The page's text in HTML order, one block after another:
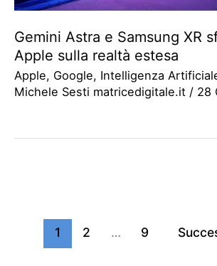
Gemini Astra e Samsung XR
Apple sulla realtà estesa
Apple, Google, Intelligenza
Michele Sesti matricedigitale.it / 28
1 2 … 9